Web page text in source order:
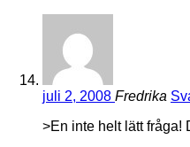
juli 2, 2008 Fredrika
>En inte helt lätt fråga!